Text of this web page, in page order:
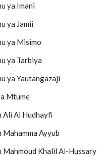
ya Imani
ya Jamii
ya Misimo
ya Tarbiya
ya Yautangazaji
Mtume
Ali Al Hudhayfi
Mahamma Ayyub
Mahmoud Khalil Al-Hussary